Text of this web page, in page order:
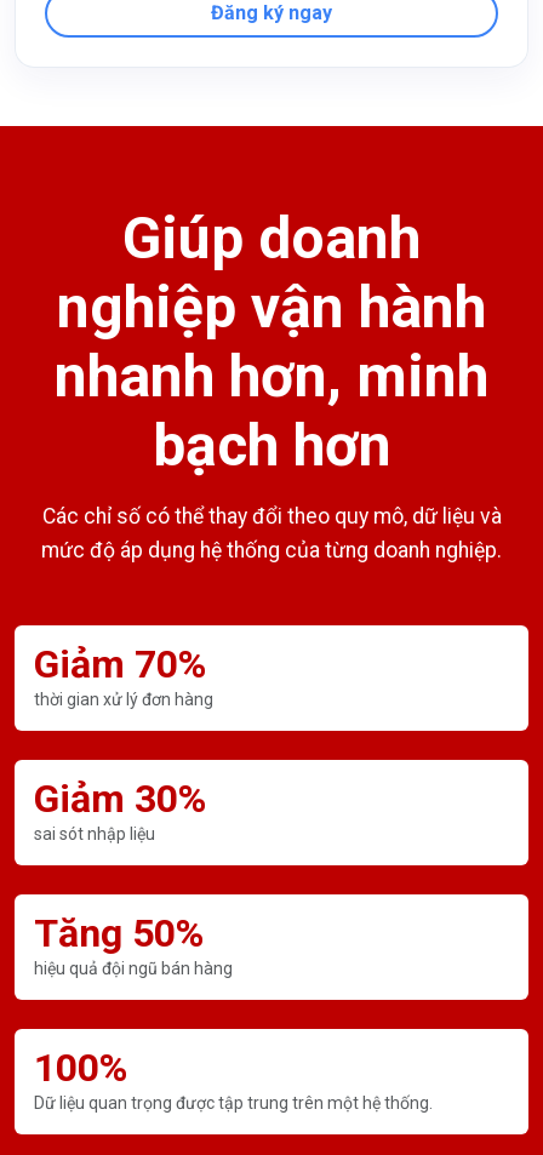
Đăng ký ngay
Giúp doanh
nghiệp vận hành
nhanh hơn, minh
bạch hơn
Các chỉ số có thể thay đổi theo quy mô, dữ liệu và
mức độ áp dụng hệ thống của từng doanh nghiệp.
Giảm 70%
thời gian xử lý đơn hàng
Giảm 30%
sai sót nhập liệu
Tăng 50%
hiệu quả đội ngũ bán hàng
100%
Dữ liệu quan trọng được tập trung trên một hệ thống.